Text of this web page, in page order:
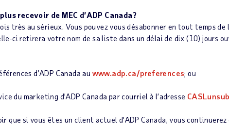
recevoir de MEC d’ADP Canada?
très au sérieux. Vous pouvez vous désabonner en tout temps de
ci retirera votre nom de sa liste dans un délai de dix (10) jours
d’ADP Canada au www.adp.ca/preferences; ou
du marketing d’ADP Canada par courriel à l’adresse
si vous êtes un client actuel d’ADP Canada, vous continuerez